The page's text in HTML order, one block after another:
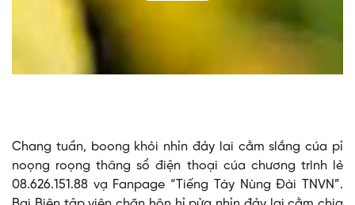
Chang tuần, boong khỏi nhỉn đảy lai cằm slắng cúa pỉ
noọng roọng thâng sổ điện thoại cúa chương trình lẻ
08.626.151.88 vạ Fanpage “Tiếng Tày Nùng Đài TNVN”.